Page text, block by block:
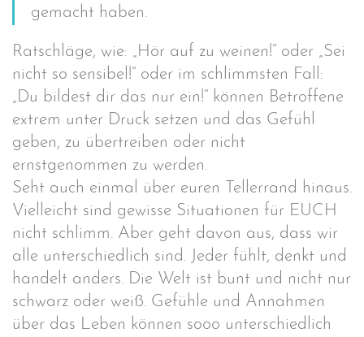
gemacht haben.
Ratschläge, wie: „Hör auf zu weinen!“ oder „Sei
nicht so sensibel!“ oder im schlimmsten Fall:
„Du bildest dir das nur ein!“ können Betroffene
extrem unter Druck setzen und das Gefühl
geben, zu übertreiben oder nicht
ernstgenommen zu werden.
Seht auch einmal über euren Tellerrand hinaus.
Vielleicht sind gewisse Situationen für EUCH
nicht schlimm. Aber geht davon aus, dass wir
alle unterschiedlich sind. Jeder fühlt, denkt und
handelt anders. Die Welt ist bunt und nicht nur
schwarz oder weiß. Gefühle und Annahmen
über das Leben können sooo unterschiedlich